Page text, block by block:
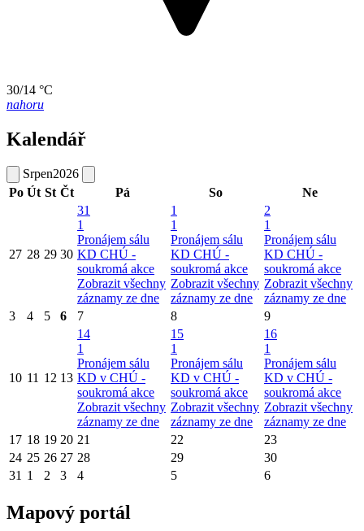
30/14 °C
nahoru
Kalendář
Srpen2026
Po Út St Čt Pá So Ne
27 28 29 30
31
1
Pronájem sálu
KD CHÚ -
soukromá akce
Zobrazit všechny
záznamy ze dne
1
1
Pronájem sálu
KD CHÚ -
soukromá akce
Zobrazit všechny
záznamy ze dne
2
1
Pronájem sálu
KD CHÚ -
soukromá akce
Zobrazit všechny
záznamy ze dne
3
4 5 6 7 8 9
10 11 12 13
14
1
Pronájem sálu
KD v CHÚ -
soukromá akce
Zobrazit všechny
záznamy ze dne
15
1
Pronájem sálu
KD v CHÚ -
soukromá akce
Zobrazit všechny
záznamy ze dne
16
1
Pronájem sálu
KD v CHÚ -
soukromá akce
Zobrazit všechny
záznamy ze dne
17 18 19 20 21 22
23
24 25 26 27 28 29
30
31 1 2 3 4 5 6
Mapový portál